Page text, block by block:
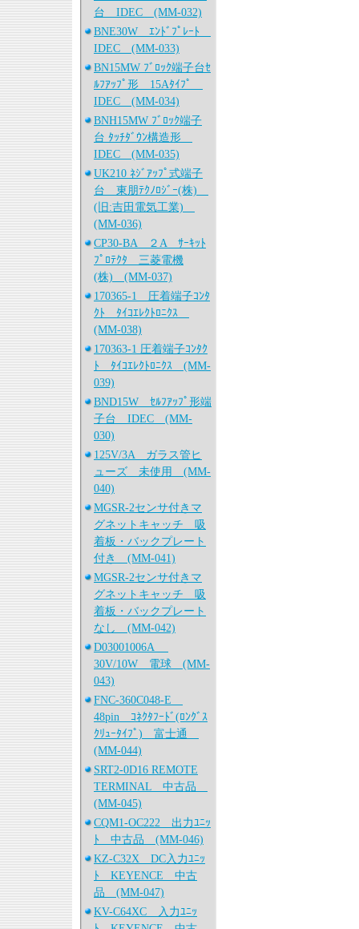
台 IDEC (MM-032)
BNE30W ｴﾝﾄﾞﾌﾟﾚｰﾄ
IDEC (MM-033)
BN15MW ﾌﾞﾛｯｸ端子台ｾ
ﾙﾌｱｯﾌﾟ形 15Aﾀｲﾌﾟ
IDEC (MM-034)
BNH15MW ﾌﾞﾛｯｸ端子
台 ﾀｯﾁﾀﾞｳﾝ構造形
IDEC (MM-035)
UK210 ﾈｼﾞｱｯﾌﾟ式端子
台 東朋ﾃｸﾉﾛｼﾞｰ(株)
(旧:吉田電気工業)
(MM-036)
CP30-BA ２A ｻｰｷｯﾄ
ﾌﾟﾛﾃｸﾀ 三菱電機
(株) (MM-037)
170365-1 圧着端子ｺﾝﾀ
ｸﾄ ﾀｲｺｴﾚｸﾄﾛﾆｸｽ
(MM-038)
170363-1 圧着端子ｺﾝﾀｸ
ﾄ ﾀｲｺｴﾚｸﾄﾛﾆｸｽ (MM-
039)
BND15W ｾﾙﾌｱｯﾌﾟ形端
子台 IDEC (MM-
030)
125V/3A ガラス管ヒ
ューズ 未使用 (MM-
040)
MGSR-2センサ付きマ
グネットキャッチ 吸
着板・バックプレート
付き (MM-041)
MGSR-2センサ付きマ
グネットキャッチ 吸
着板・バックプレート
なし (MM-042)
D03001006A
30V/10W 電球 (MM-
043)
FNC-360C048-E
48pin ｺﾈｸﾀﾌｰﾄﾞ(ﾛﾝｸﾞｽ
ｸﾘｭｰﾀｲﾌﾟ) 富士通
(MM-044)
SRT2-0D16 REMOTE
TERMINAL 中古品
(MM-045)
CQM1-OC222 出力ﾕﾆｯ
ﾄ 中古品 (MM-046)
KZ-C32X DC入力ﾕﾆｯ
ﾄ KEYENCE 中古
品 (MM-047)
KV-C64XC 入力ﾕﾆｯ